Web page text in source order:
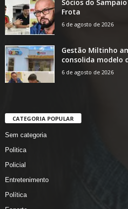
Sócios do
Frota
6 de agosto de 2026
Gestão Miltinho
consolida modelo
6 de agosto de 2026
CATEGORIA POPULAR
Sem categoria
Politica
Policial
Entretenimento
Política